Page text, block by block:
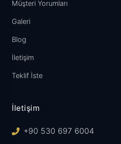
Müşteri Yorumları
Galeri
Blog
İletişim
Teklif İste
İletişim
+90 530 697 6004